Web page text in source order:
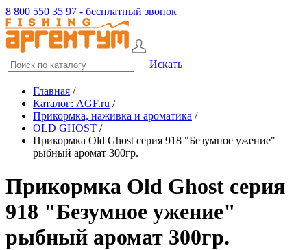
8 800 550 35 97 - бесплатный звонок
Искать
Главная /
Каталог: AGF.ru /
Прикормка, наживка и ароматика /
OLD GHOST /
Прикормка Old Ghost серия 918 "Безумное ужение"
рыбный аромат 300гр.
Прикормка Old Ghost серия
918 "Безумное ужение"
рыбный аромат 300гр.